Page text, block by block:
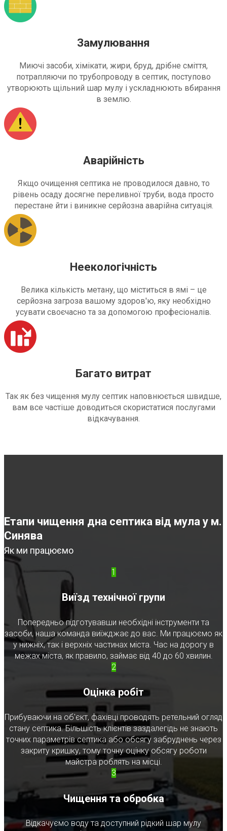
Замулювання
Миючі засоби, хімікати, жири, бруд, дрібне сміття,
потрапляючи по трубопроводу в септик, поступово
утворюють щільний шар мулу і ускладнюють вбирання
в землю.
Аварійність
Якщо очищення септика не проводилося давно, то
рівень осаду досягне переливної труби, вода просто
перестане йти і виникне серйозна аварійна ситуація.
Неекологічність
Велика кількість метану, що міститься в ямі – це
серйозна загроза вашому здоров'ю, яку необхідно
усувати своєчасно та за допомогою професіоналів.
Багато витрат
Так як без чищення мулу септик наповнюється швидше,
вам все частіше доводиться скористатися послугами
відкачування.
Етапи чищення дна септика від мула у м.
Синява
Як ми працюємо
1
Виїзд технічної групи
Попередньо підготувавши необхідні інструменти та
засоби, наша команда виїжджає до вас. Ми працюємо як
у нижніх, так і верхніх частинах міста. Час на дорогу в
межах міста, як правило, займає від 40 до 60 хвилин.
2
Оцінка робіт
Прибуваючи на об'єкт, фахівці проводять ретельний огляд
стану септика. Більшість клієнтів заздалегідь не знають
точних параметрів септика або обсягу забруднень через
закриту кришку, тому точну оцінку обсягу роботи
майстра роблять на місці.
3
Чищення та обробка
Відкачуємо воду та доступний рідкий шар мулу